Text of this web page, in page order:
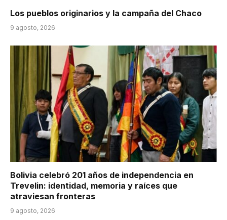
Los pueblos originarios y la campaña del Chaco
9 agosto, 2026
Bolivia celebró 201 años de independencia en
Trevelin: identidad, memoria y raíces que
atraviesan fronteras
9 agosto, 2026